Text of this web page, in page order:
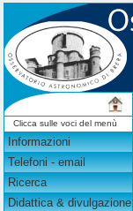
Clicca sulle voci del menù
Informazioni
Telefoni - email
Ricerca
Didattica & divulgazione